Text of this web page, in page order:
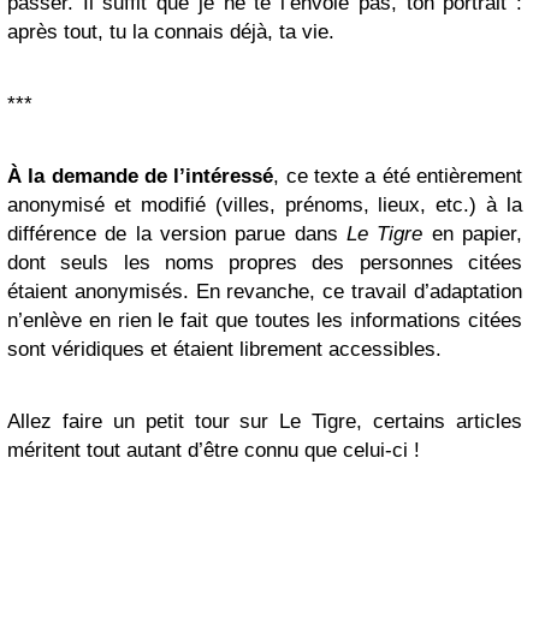
après tout, tu la connais déjà, ta vie.
***
À la demande de l’intéressé, ce texte a été entièrement
anonymisé et modifié (villes, prénoms, lieux, etc.) à la
différence de la version parue dans Le Tigre en papier,
dont seuls les noms propres des personnes citées
étaient anonymisés. En revanche, ce travail d’adaptation
n’enlève en rien le fait que toutes les informations citées
sont véridiques et étaient librement accessibles.
Allez faire un petit tour sur Le Tigre, certains articles
méritent tout autant d’être connu que celui-ci !